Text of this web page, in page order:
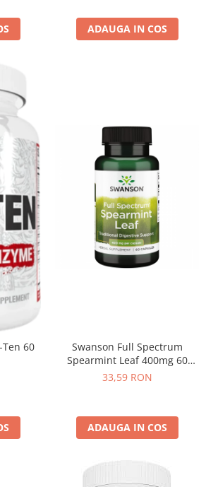
ADAUGA IN COS
Ten 60
Swanson Full Spectrum
Spearmint Leaf 400mg 60
caps
33,59 RON
ADAUGA IN COS